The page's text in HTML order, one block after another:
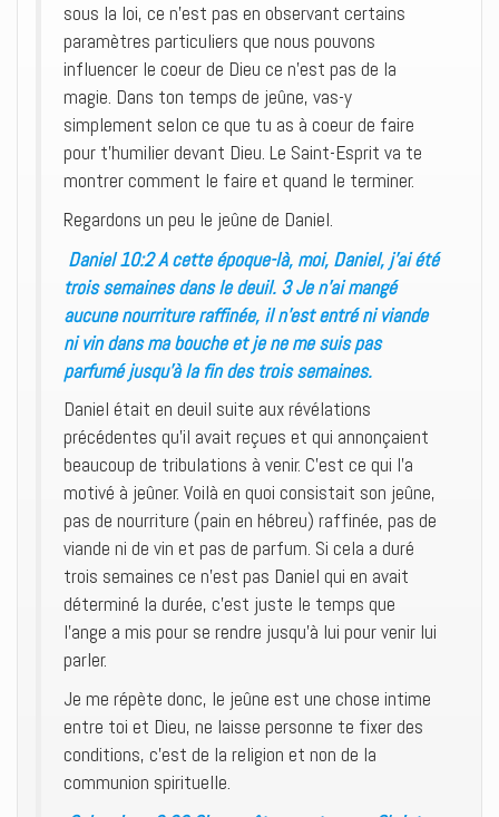
sous la loi, ce n’est pas en observant certains
paramètres particuliers que nous pouvons
influencer le coeur de Dieu ce n’est pas de la
magie. Dans ton temps de jeûne, vas-y
simplement selon ce que tu as à coeur de faire
pour t’humilier devant Dieu. Le Saint-Esprit va te
montrer comment le faire et quand le terminer.
Regardons un peu le jeûne de Daniel.
Daniel 10:2 A cette époque-là, moi, Daniel, j’ai été
trois semaines dans le deuil. 3 Je n’ai mangé
aucune nourriture raffinée, il n’est entré ni viande
ni vin dans ma bouche et je ne me suis pas
parfumé jusqu’à la fin des trois semaines.
Daniel était en deuil suite aux révélations
précédentes qu’il avait reçues et qui annonçaient
beaucoup de tribulations à venir. C’est ce qui l’a
motivé à jeûner. Voilà en quoi consistait son jeûne,
pas de nourriture (pain en hébreu) raffinée, pas de
viande ni de vin et pas de parfum. Si cela a duré
trois semaines ce n’est pas Daniel qui en avait
déterminé la durée, c’est juste le temps que
l’ange a mis pour se rendre jusqu’à lui pour venir lui
parler.
Je me répète donc, le jeûne est une chose intime
entre toi et Dieu, ne laisse personne te fixer des
conditions, c’est de la religion et non de la
communion spirituelle.